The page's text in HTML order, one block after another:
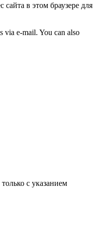
в этом браузере для
e-mail. You can also
с указанием